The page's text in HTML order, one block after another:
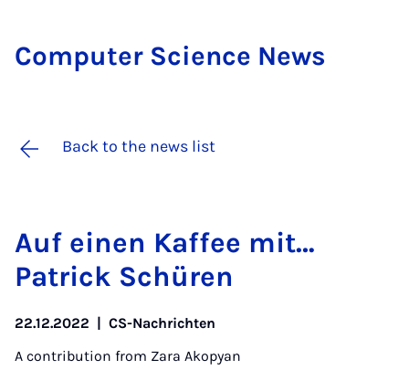
Com­puter Sci­ence News
Back to the news list
Auf ein­en Kaf­fee mit…
Patrick Schüren
22.12.2022 | CS-Nachrichten
A contribution from Zara Akopyan